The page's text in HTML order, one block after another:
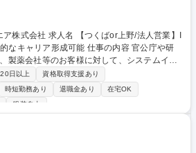
ばor上野/法人営業】I
成可能 仕事の内容 官公庁や研
製薬会社等のお客様に対して、システムイン
ア開発のニーズを発掘し、受注につなげる法人
（第2課）に対する営業活動をお任せしま
のヒアリングから入り、システムの提案、パ
アとの調整、契約処理、進捗フォローを一貫
日以上
資格取得支援あり
時短勤務あり 退職金あり
在宅OK
服装自由